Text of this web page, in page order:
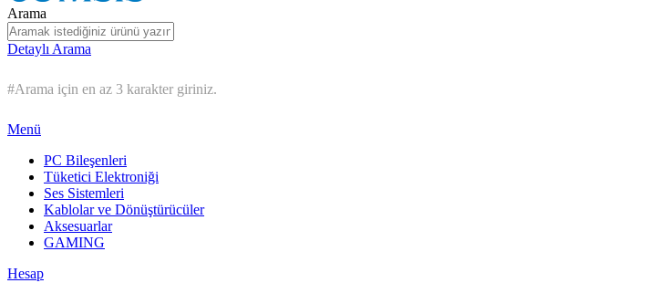
Arama
Detaylı Arama
#Arama için en az 3 karakter giriniz.
Menü
PC Bileşenleri
Tüketici Elektroniği
Ses Sistemleri
Kablolar ve Dönüştürücüler
Aksesuarlar
GAMING
Hesap